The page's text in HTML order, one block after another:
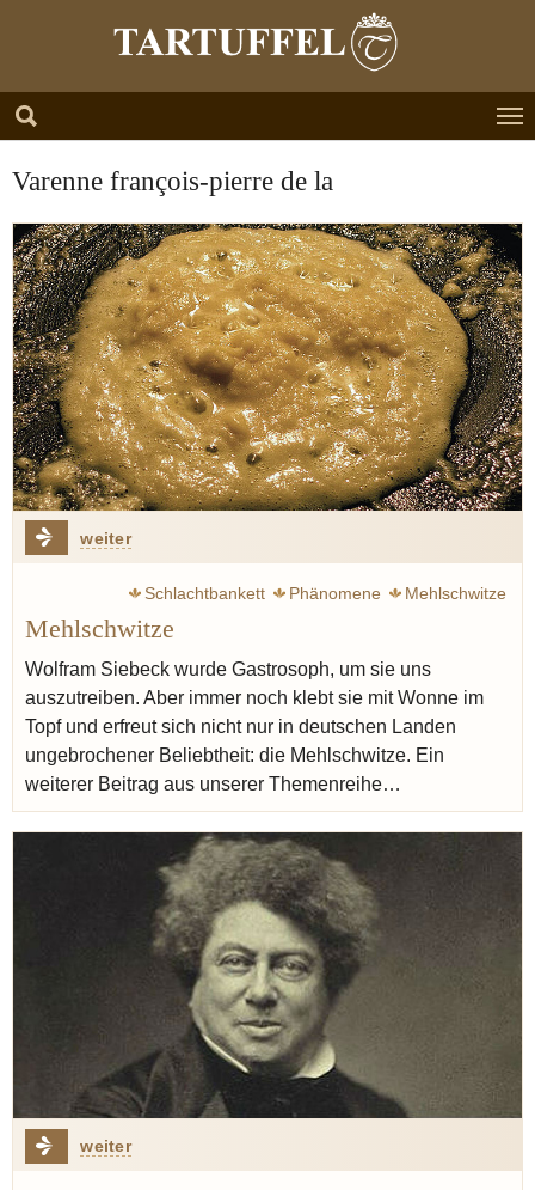
Varenne françois-pierre de la
weiter
Schlachtbankett Phänomene
Mehlschwitze
Siebeck Wolfram
Erdbeere
Point Fernand
Bocuse Paul
Varenne françois-pierre de la
Spargel Drittes Reich
Mehlschwitze
Wolfram Siebeck wurde Gastrosoph, um sie uns
auszutreiben. Aber immer noch klebt sie mit Wonne im
Topf und erfreut sich nicht nur in deutschen Landen
ungebrochener Beliebtheit: die Mehlschwitze. Ein
weiterer Beitrag aus unserer Themenreihe…
weiter